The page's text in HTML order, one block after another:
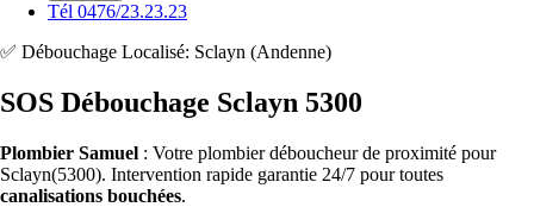
Tél 0476/23.23.23
✅ Débouchage Localisé: Sclayn (Andenne)
SOS Débouchage Sclayn 5300
Plombier Samuel : Votre plombier déboucheur de proximité pour
Sclayn(5300). Intervention rapide garantie 24/7 pour toutes
canalisations bouchées.